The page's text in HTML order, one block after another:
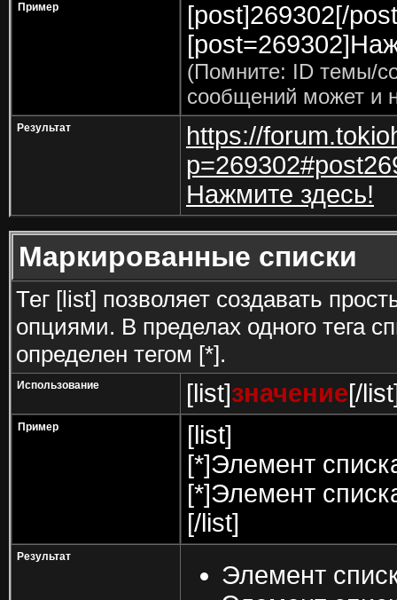
Пример
[post]269302[/
(Помните: ID темы/
сообщений может и
Результат
https://
Нажмите здесь!
Маркированные списки
Тег [list] позволяет создавать
опциями. В пределах одного тега
определен тегом [*].
Использование [list]значение[/
Пример
[list]
[*]Элемент
[*]Элемент
[/list]
Результат
Элемент